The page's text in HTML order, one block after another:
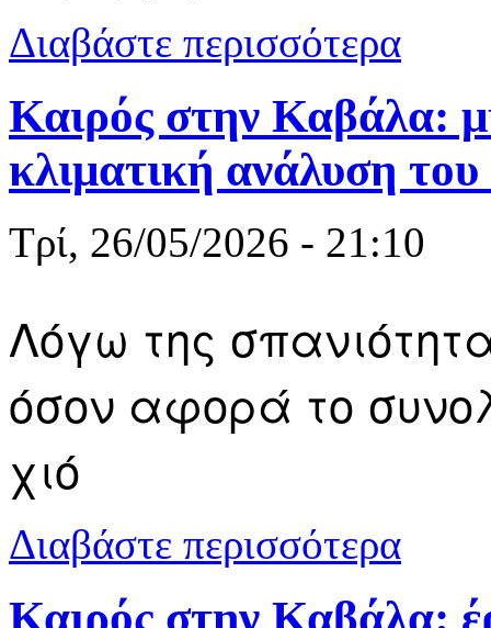
Διαβάστε περισσότερα
Καιρός στην Καβάλα:
κλιματική ανάλυση του
Τρί, 26/05/2026 - 21:10
Λόγω της
όσον αφορά το
χιό
Διαβάστε περισσότερα